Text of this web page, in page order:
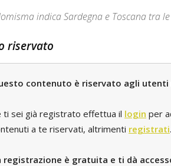
indica Sardegna e Toscana tra
riservato
contenuto è riservato agli
ti sei già registrato effettua il login per
a te riservati, altrimenti registrati.
registrazione è gratuita e ti dà